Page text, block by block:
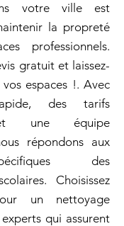
votre ville est
la propreté
professionnels.
gratuit et laissez-
espaces !. Avec
des tarifs
une équipe
répondons aux
des
Choisissez
un nettoyage
qui assurent